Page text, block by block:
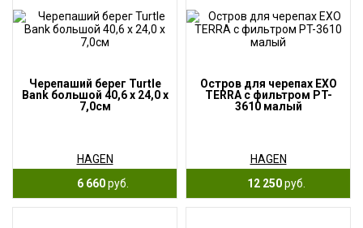
Черепаший берег Turtle
Bank большой 40,6 x 24,0 x
7,0см
HAGEN
6 660руб.
Остров для черепах EXO
TERRA с фильтром PT-
3610 малый
HAGEN
12 250руб.